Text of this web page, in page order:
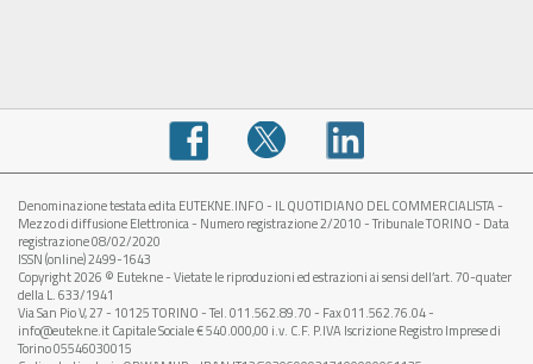
Denominazione testata edita EUTEKNE.INFO - IL QUOTIDIANO DEL COMMERCIALISTA -
Mezzo di diffusione Elettronica - Numero registrazione 2/2010 - Tribunale TORINO - Data
registrazione 08/02/2020
ISSN (online) 2499-1643
Copyright 2026 © Eutekne - Vietate le riproduzioni ed estrazioni ai sensi dell’art. 70-quater
della L. 633/1941
Via San Pio V, 27 - 10125 TORINO - Tel. 011.562.89.70 - Fax 011.562.76.04 -
info@eutekne.it Capitale Sociale € 540.000,00 i.v. C.F. P.IVA Iscrizione Registro Imprese di
Torino 05546030015